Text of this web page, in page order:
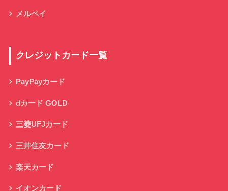
メルペイ
クレジットカード一覧
PayPayカード
dカード GOLD
三菱UFJカード
三井住友カード
楽天カード
イオンカード